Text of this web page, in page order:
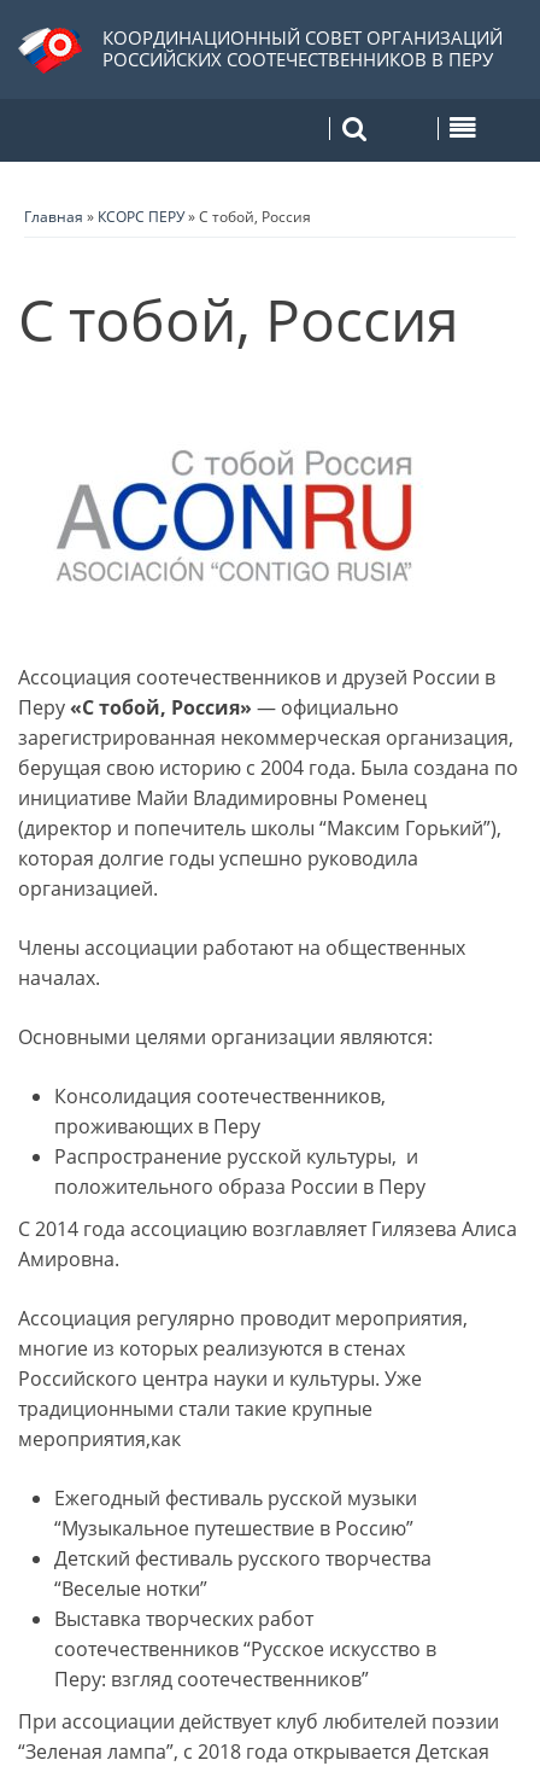
КООРДИНАЦИОННЫЙ СОВЕТ ОРГАНИЗАЦИЙ
РОССИЙСКИХ СООТЕЧЕСТВЕННИКОВ В ПЕРУ
Главная » КСОРС ПЕРУ»С тобой, Россия
С тобой, Россия
Ассоциация соотечественников и друзей России в
Перу«С тобой, Россия» — официально
зарегистрированная некоммерческая организация,
берущая свою историю с 2004 года. Была создана по
инициативе Майи Владимировны Роменец
(директор и попечитель школы “Максим Горький”),
которая долгие годы успешно руководила
организацией.
Члены ассоциации работают на общественных
началах.
Основными целями организации являются:
Консолидация соотечественников,
проживающих в Перу
Распространение русской культуры, и
положительного образа России в Перу
С 2014 года ассоциацию возглавляет Гилязева Алиса
Амировна.
Ассоциация регулярно проводит мероприятия,
многие из которых реализуются в стенах
Российского центра науки и культуры. Уже
традиционными стали такие крупные
мероприятия,как
Ежегодный фестиваль русской музыки
“Музыкальное путешествие в Россию”
Детский фестиваль русского творчества
“Веселые нотки”
Выставка творческих работ
соотечественников “Русское искусство в
Перу: взгляд соотечественников”
При ассоциации действует клуб любителей поэзии
“Зеленая лампа”, с 2018 года открывается Детская